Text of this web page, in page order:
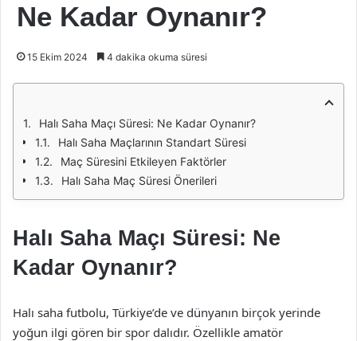
Ne Kadar Oynanır?
15 Ekim 2024 4 dakika okuma süresi
Halı Saha Maçı Süresi: Ne Kadar Oynanır?
Halı Saha Maçlarının Standart Süresi
Maç Süresini Etkileyen Faktörler
Halı Saha Maç Süresi Önerileri
Halı Saha Maçı Süresi: Ne
Kadar Oynanır?
Halı saha futbolu, Türkiye’de ve dünyanın birçok yerinde
yoğun ilgi gören bir spor dalıdır. Özellikle amatör